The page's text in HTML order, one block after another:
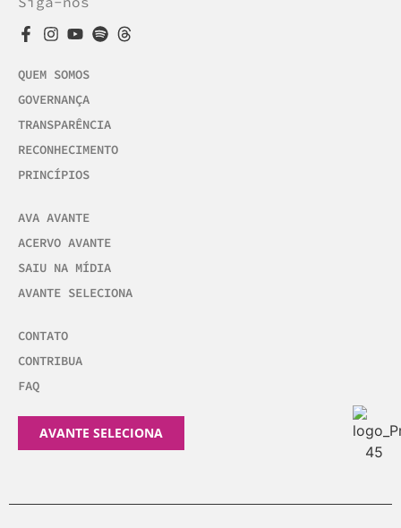
QUEM SOMOS
GOVERNANÇA
TRANSPARÊNCIA
RECONHECIMENTO
PRINCÍPIOS
AVA AVANTE
ACERVO AVANTE
SAIU NA MÍDIA
AVANTE SELECIONA
CONTATO
CONTRIBUA
FAQ
AVANTE SELECIONA